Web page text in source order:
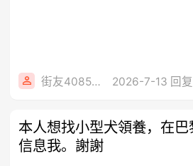
街友40858442 2026-7-13 回复
本人想找小型犬領養，在
信息我。謝謝